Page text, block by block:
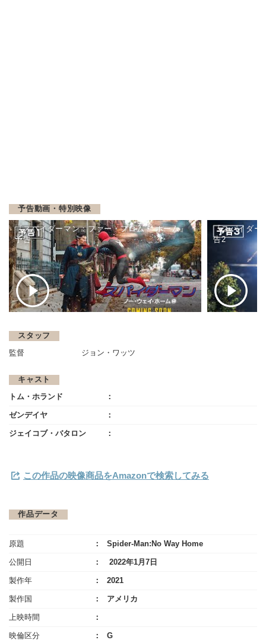
予告動画・特別映像
『スパイダーマン：ファー・フロム・ ホーム』
予告
『スパイダー
告2
スタッフ
監督 ジョン・ワッツ
キャスト
トム・ホランド
ゼンデイヤ
ジェイコブ・バタロン
この作品の映像商品をAmazonで検索してみる
作品データ
原題 Spider-Man:No Way Home
公開日 2022年1月7日
製作年 2021
製作国 アメリカ
上映時間
映倫区分 G